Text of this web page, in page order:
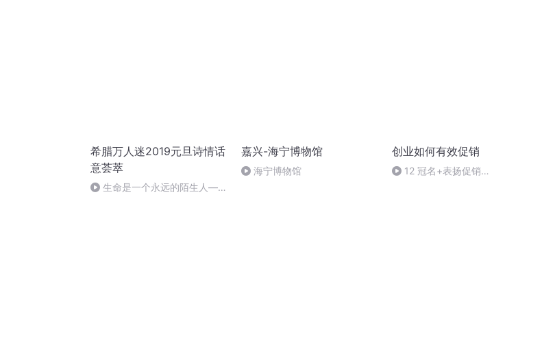
希腊万人迷2019元旦诗情话
意荟萃
生命是一个永远的陌生人——
嘉兴-海宁博物馆
海宁博物馆
创业如何有效促销
12 冠名+表扬促销